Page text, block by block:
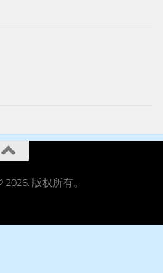
版权所有。